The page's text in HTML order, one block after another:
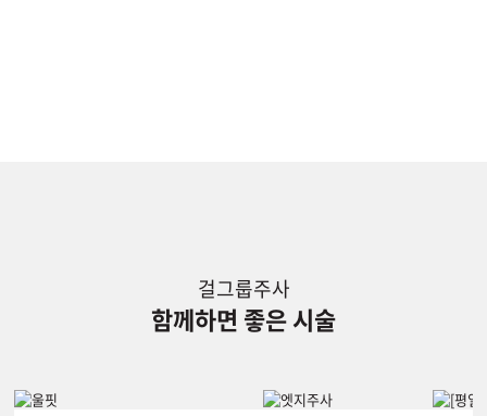
걸그룹주사
함께하면 좋은 시술